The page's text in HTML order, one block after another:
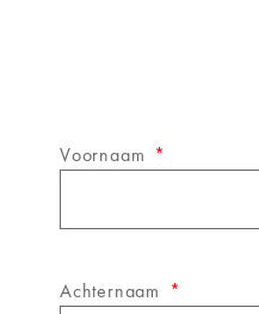
Voornaam
Achternaam